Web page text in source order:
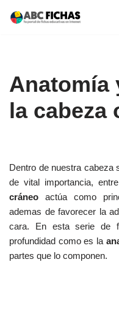
Anatomía
la cabeza
Dentro de nuestra cabeza
de vital importancia,
cráneo actúa como
ademas de favorecer la
cara. En esta serie de
profundidad como es la
partes que lo componen.